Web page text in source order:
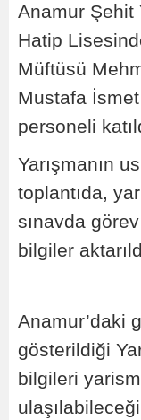
Anamur Şehit
Hatip
Müftüsü
Mustafa
personeli
Yarışmanın
toplantıda,
sınavda
bilgiler
Anamur’daki
gösterildiği
bilgileri